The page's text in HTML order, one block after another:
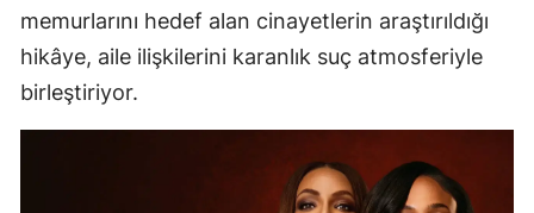
memurlarını hedef alan cinayetlerin araştırıldığı
hikâye, aile ilişkilerini karanlık suç atmosferiyle
birleştiriyor.